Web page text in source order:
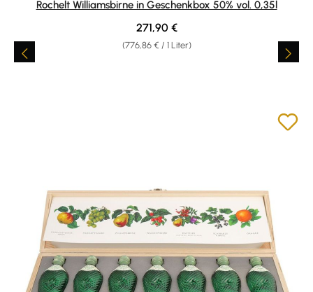
Rochelt Williamsbirne in Geschenkbox 50% vol. 0,35l
(776,86 € / 1 Liter)
Regulärer Preis:
271,90 €